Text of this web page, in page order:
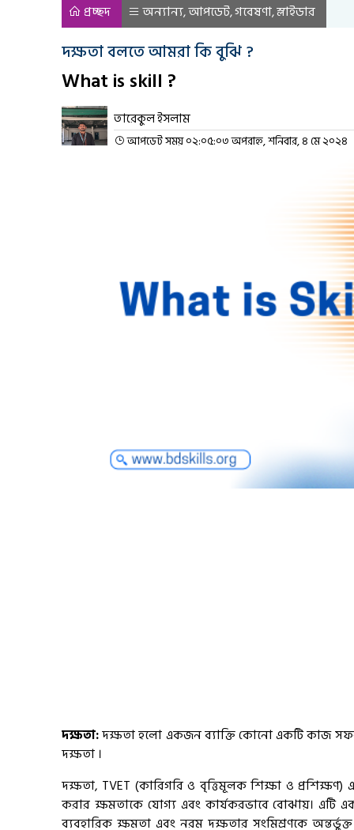
প্রচ্ছদ অন্যান্য,আপডেট,গবেষণা,স্লাইডার
দক্ষতা বলতে আমরা কি বুঝি ?
What is skill ?
তারেকুল ইসলাম
আপডেট সময় ০২:০৫:০৩ অপরাহ্ন, শনিবার, ৪ মে ২০২৪
দক্ষতা:দক্ষতা হলো একজন ব্যাক্তি কোনো একটি কাজ
দক্ষতা ।
দক্ষতা, TVET (কারিগরি ও বৃত্তিমূলক শিক্ষা ও প্রশিক্ষণ)
করার ক্ষমতাকে যোগ্য এবং কার্যকরভাবে বোঝায়। এটি
ব্যবহারিক ক্ষমতা এবং নরম দক্ষতার সংমিশ্রণকে